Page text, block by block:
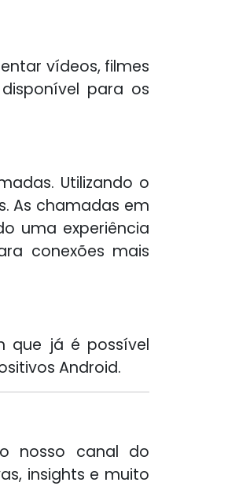
vídeos, filmes
para os
Utilizando o
As chamadas em
uma experiência
conexões mais
que já é possível
Android.
nosso canal do
insights e muito